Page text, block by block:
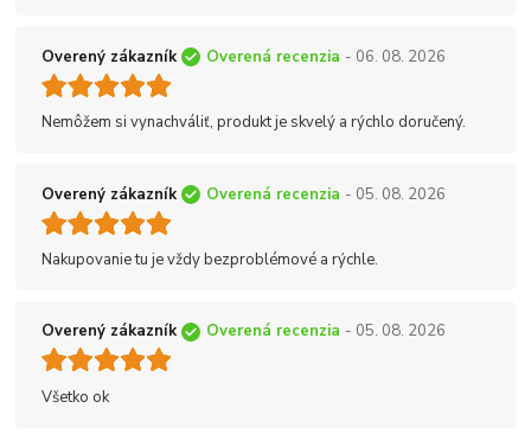
Overený zákazník Overená recenzia - 06. 08. 2026
Nemôžem si vynachváliť, produkt je skvelý a rýchlo doručený.
Overený zákazník Overená recenzia - 05. 08. 2026
Nakupovanie tu je vždy bezproblémové a rýchle.
Overený zákazník Overená recenzia - 05. 08. 2026
Všetko ok